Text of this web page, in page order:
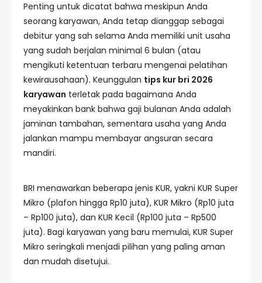
Penting untuk dicatat bahwa meskipun Anda
seorang karyawan, Anda tetap dianggap sebagai
debitur yang sah selama Anda memiliki unit usaha
yang sudah berjalan minimal 6 bulan (atau
mengikuti ketentuan terbaru mengenai pelatihan
kewirausahaan). Keunggulan tips kur bri 2026
karyawan terletak pada bagaimana Anda
meyakinkan bank bahwa gaji bulanan Anda adalah
jaminan tambahan, sementara usaha yang Anda
jalankan mampu membayar angsuran secara
mandiri.
BRI menawarkan beberapa jenis KUR, yakni KUR Super
Mikro (plafon hingga Rp10 juta), KUR Mikro (Rp10 juta
– Rp100 juta), dan KUR Kecil (Rp100 juta – Rp500
juta). Bagi karyawan yang baru memulai, KUR Super
Mikro seringkali menjadi pilihan yang paling aman
dan mudah disetujui.